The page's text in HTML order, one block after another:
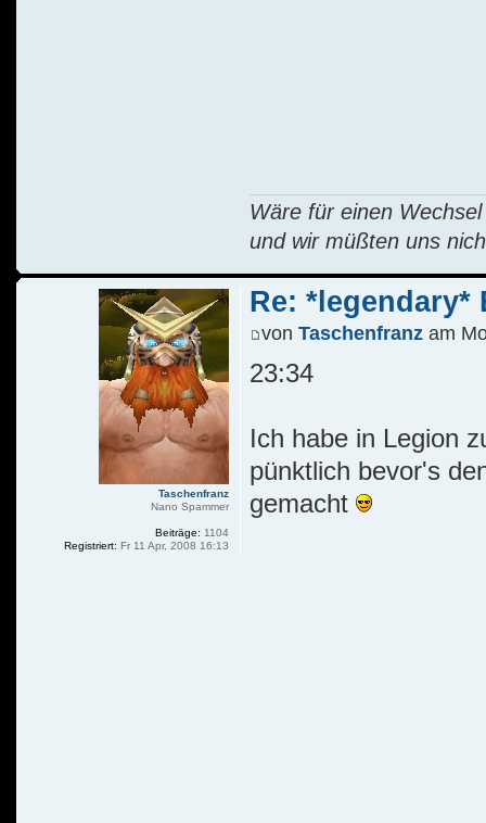
Wäre für einen
und wir müßten uns
Re: *legendary*
von Taschenfranzam
23:34
Ich habe in Legion
pünktlich bevor's
gemacht
Taschenfranz
Nano Spammer
Beiträge: 1104
Registriert: Fr 11 Apr, 2008 16:13